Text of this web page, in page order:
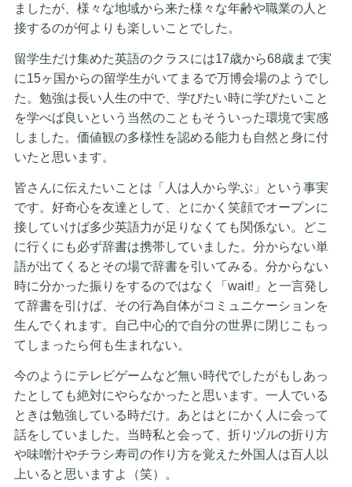
ましたが、様々な地域から来た様々な年齢や職業の人と
接するのが何よりも楽しいことでした。
留学生だけ集めた英語のクラスには17歳から68歳まで実
に15ヶ国からの留学生がいてまるで万博会場のようでし
た。勉強は長い人生の中で、学びたい時に学びたいこと
を学べば良いという当然のこともそういった環境で実感
しました。価値観の多様性を認める能力も自然と身に付
いたと思います。
皆さんに伝えたいことは「人は人から学ぶ」という事実
です。好奇心を友達として、とにかく笑顔でオープンに
接していけば多少英語力が足りなくても関係ない。どこ
に行くにも必ず辞書は携帯していました。分からない単
語が出てくるとその場で辞書を引いてみる。分からない
時に分かった振りをするのではなく「wait!」と一言発し
て辞書を引けば、その行為自体がコミュニケーションを
生んでくれます。自己中心的で自分の世界に閉じこもっ
てしまったら何も生まれない。
今のようにテレビゲームなど無い時代でしたがもしあっ
たとしても絶対にやらなかったと思います。一人でいる
ときは勉強している時だけ。あとはとにかく人に会って
話をしていました。当時私と会って、折りヅルの折り方
や味噌汁やチラシ寿司の作り方を覚えた外国人は百人以
上いると思いますよ（笑）。